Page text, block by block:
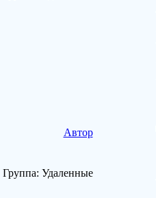
Автор
Группа: Удаленные